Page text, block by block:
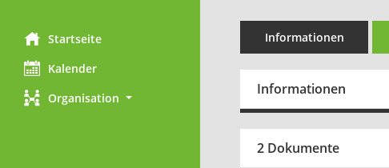
Startseite
Kalender
Organisation
Informationen
Informationen
2 Dokumente